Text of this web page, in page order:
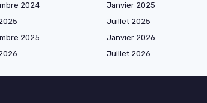
2024 Janvier 2025
Juillet 2025
2025 Janvier 2026
Juillet 2026